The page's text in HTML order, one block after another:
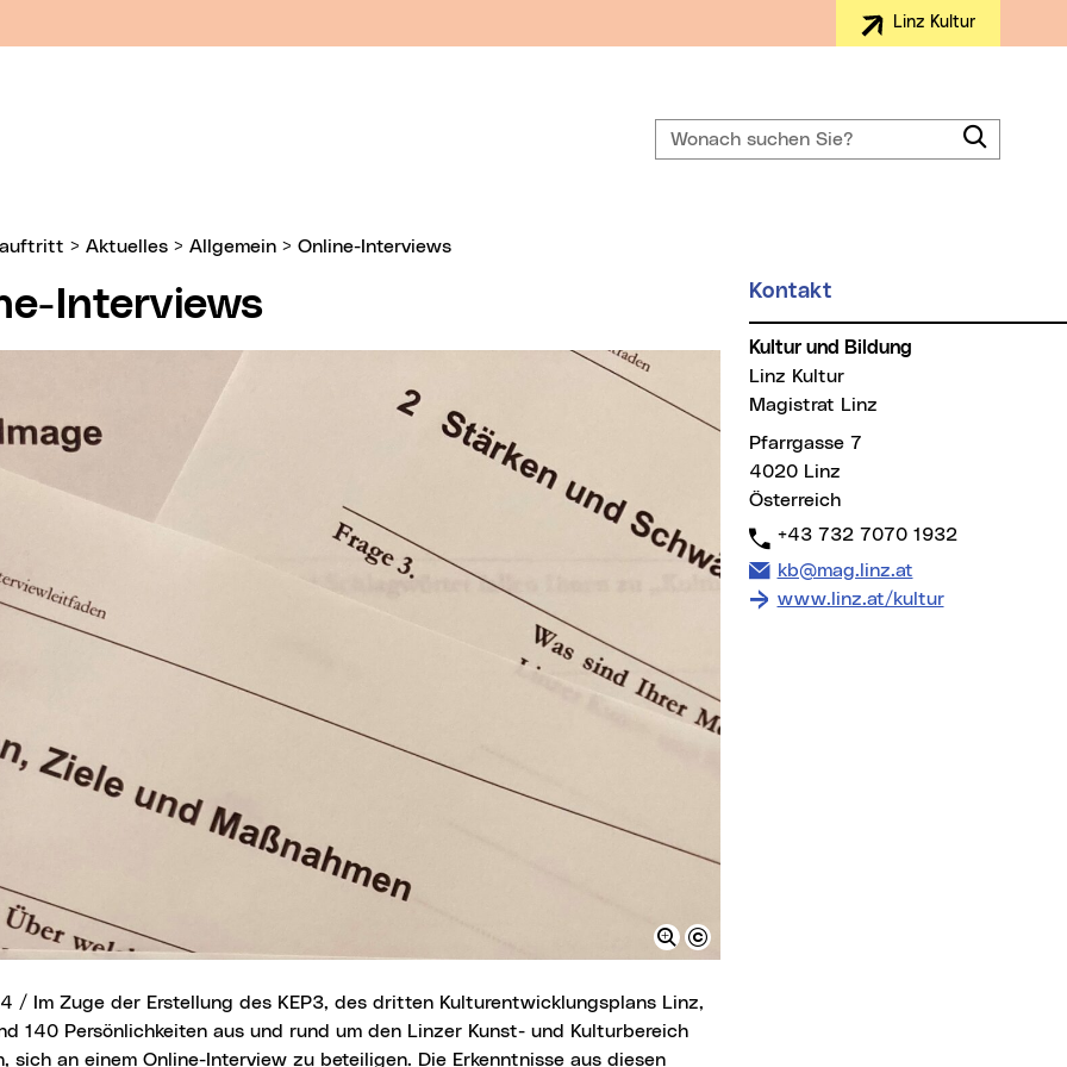
Linz Kultur
Wonach suchen Sie?
> Aktuelles > Allgemein > Online-Interviews
Interviews
/ Im Zuge der Erstellung des KEP3, des dritten Kulturentwicklungsplans Linz,
140 Persönlichkeiten aus und rund um den Linzer Kunst- und Kulturbereich
sich an einem Online-Interview zu beteiligen. Die Erkenntnisse aus diesen
Kontakt
Kultur und Bildung
Linz Kultur
Magistrat Linz
Pfarrgasse 7
4020 Linz
Österreich
Telefon:
+43 732 7070 1932
E-Mail Adresse:
kb@mag.linz.at
www.linz.at/kultur